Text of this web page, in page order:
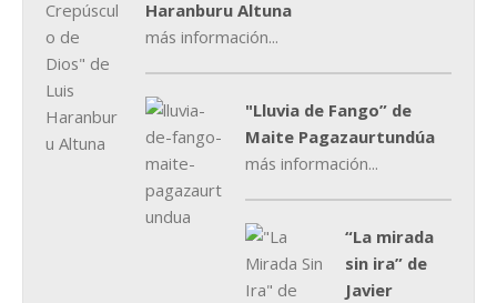
Haranburu Altuna
más información...
"Lluvia de Fango” de
Maite Pagazaurtundúa
más información...
“La mirada
sin ira” de
Javier